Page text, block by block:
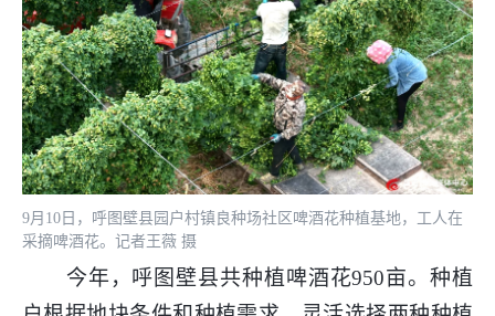
9月10日，呼图壁县园户村镇良种场社区啤酒花种植基地，工人在
采摘啤酒花。记者王薇 摄
今年，呼图壁县共种植啤酒花950亩。种植